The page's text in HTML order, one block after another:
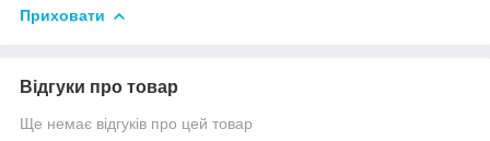
Приховати
Відгуки про товар
Ще немає відгуків про цей товар